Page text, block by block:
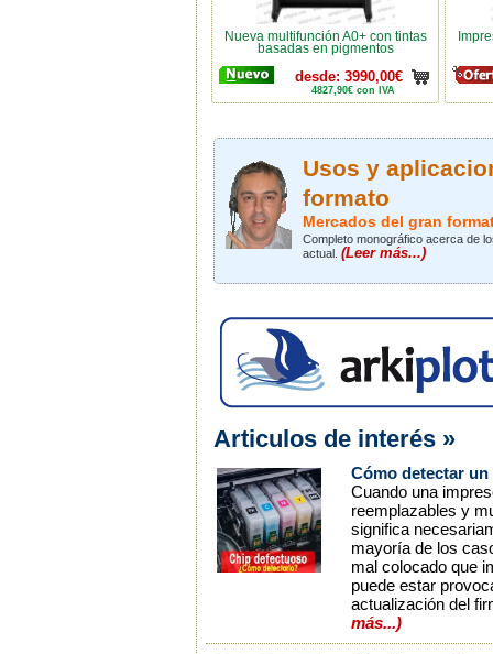
Nueva multifunción A0+ con tintas
basadas en pigmentos
desde: 3990,00€
4827,90€ con IVA
Usos y
formato
Mercados del gran
Completo monográfico acerca de
actual. (Leer más...)
Articulos de interés »
Cómo detectar
Cuando una
reemplazables y
significa
mayoría de los
mal colocado que
puede estar
actualización del
más...)